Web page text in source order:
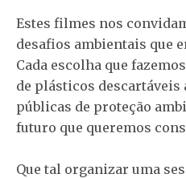
Estes filmes nos
desafios ambientais que
Cada escolha que
de plásticos
públicas de proteção
futuro que queremos
Que tal organizar uma